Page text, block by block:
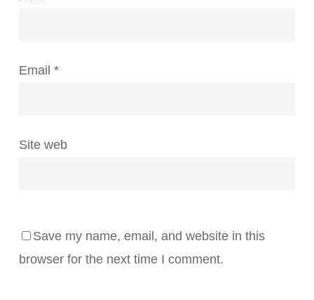
Email *
Site web
Save my name, email, and website in this
browser for the next time I comment.